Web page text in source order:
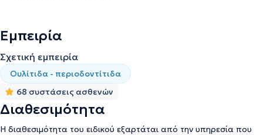
Εμπειρία
Σχετική εμπειρία
Ουλίτιδα - περιοδοντίτιδα
68 συστάσεις ασθενών
Διαθεσιμότητα
Η διαθεσιμότητα του ειδικού εξαρτάται από την υπηρεσία που